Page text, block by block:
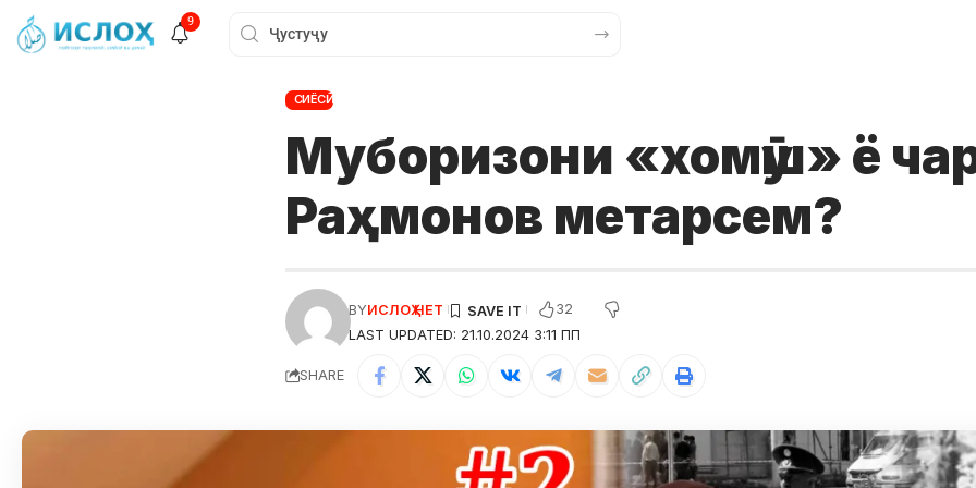
9
СИЁСӢ
Муборизони «хомӯш» ё
Раҳмонов метарсем?
LAST UPDATED: 21.10.2024 3:11 ПП
BYИСЛОҲ НЕТ 32
SHARE